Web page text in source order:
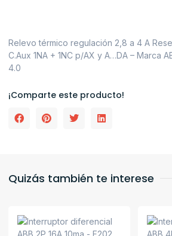
Relevo térmico regulación 2,8 a 4 A
C.Aux 1NA + 1NC p/AX y A…DA – Marca
4.0
¡Comparte este producto!
Quizás también te interese